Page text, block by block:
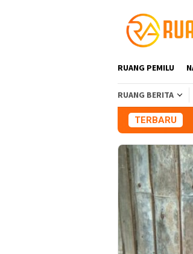
RUANG PEMILU
RUANG BERITA
TERBARU
Aliansi